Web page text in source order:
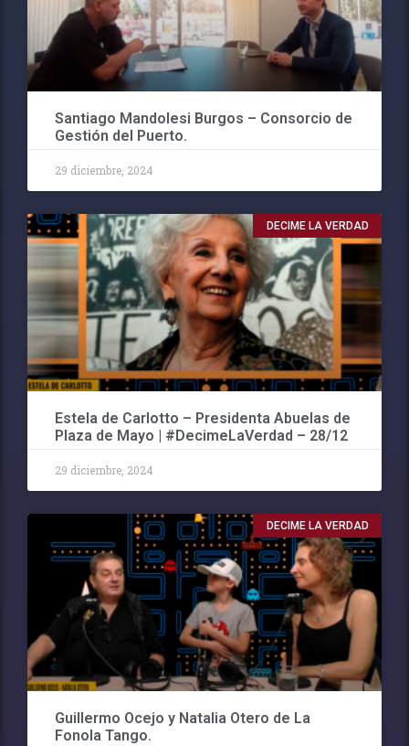
Santiago Mandolesi Burgos – Consorcio de
Gestión del Puerto.
29 diciembre, 2024
DECIME LA VERDAD
Estela de Carlotto – Presidenta Abuelas de
Plaza de Mayo | #DecimeLaVerdad – 28/12
29 diciembre, 2024
DECIME LA VERDAD
Guillermo Ocejo y Natalia Otero de La
Fonola Tango.